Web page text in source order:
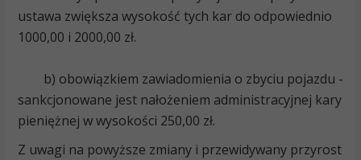
ustawa zwiększa wysokość tych kar do odpowiednio
1000,00 i 2000,00 zł.
b) obowiązkiem zawiadomienia o zbyciu pojazdu -
sankcjonowane jest nałożeniem administracyjnej kary
pieniężnej w wysokości 250,00 zł.
Z uwagi na powyższe zmiany i przewidywany przyrost